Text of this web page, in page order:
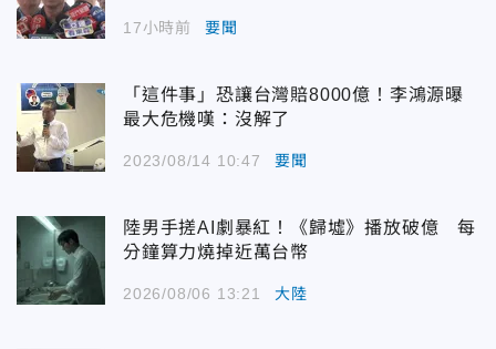
17小時前 要聞
「這件事」恐讓台灣賠8000億！李鴻源曝
最大危機嘆：沒解了
2023/08/14 10:47 要聞
陸男手搓AI劇暴紅！《歸墟》播放破億 每
分鐘算力燒掉近萬台幣
2026/08/06 13:21 大陸